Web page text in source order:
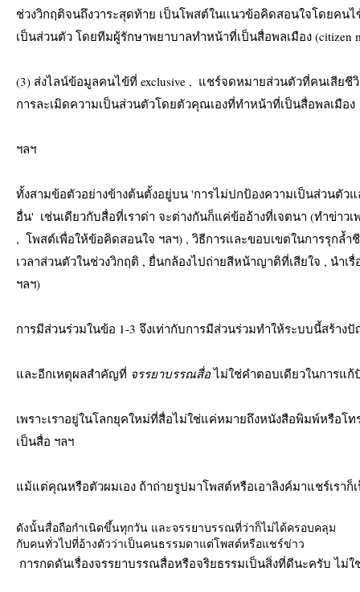
ช่วงวิกฤติจนถึงวาระสุดท้าย เป็นโพสต์ในแนวข้อคิดสอนใจโดยคน
เป็นส่วนตัว โดยทีมผู้รักษาพยาบาลทำหน้าที่เป็นสื่อพลเมือง (citizen
(3) ส่งไลน์ข้อมูลคนไข้ที่ exclusive ,  แชร์จดหมายส่วนตัวที่คนเสีย
การละเมิดความเป็นส่วนตัวโดยตัวคุณเองที่ทำหน้าที่เป็นสื่อพลเมือง
ฯลฯ
ทั้งสามข้อตัวอย่างข้างต้นตั้งอยู่บน 'การไม่ปกป้องความเป็นส่วนตัว
อื่น'  เช่นเดียวกับสื่อที่เราด่า จะต่างกันก็แค่ข้ออ้างที่เจตนา (ทำข่าว
,  โพสต์เพื่อให้ข้อคิดสอนใจ ฯลฯ) , วิธีการและขอบเขตในการรุกล้
เวลาส่วนตัวในช่วงวิกฤติ , ยื่นกล้องไปถ่ายสีหน้าญาติที่เสียใจ , นำเ
ฯลฯ)
การมีส่วนร่วมในข้อ 1-3 จึงเท่ากับการมีส่วนร่วมทำให้ระบบนี้สร้าง
และอีกเหตุผลสำคัญที่ จรรยาบรรณสื่อ ไม่ใช่คำตอบเดียวในการแ
เพราะเราอยู่ในโลกยุคใหม่ที่สื่อไม่ใช่แค่หมายถึงหนังสือพิมพ์หรือโ
เป็นสื่อ ฯลฯ
แม้แต่คุณหรือตัวผมเอง ถ้าถ่ายรูปมาโพสต์หรือเอาลิงค์มาแชร์เราก็
ดังนั้นสื่อถือกำเนิดขึ้นทุกวัน และจรรยาบรรณที่ว่าก็ไม่ได้ครอบคลุม
กับคนทั่วไปที่อ้างตัวว่าเป็นคนธรรมดาแต่โพสต์หรือแชร์ข่าว
การกดดันเรื่องจรรยาบรรณสื่อหรือจริยธรรมเป็นสิ่งที่ดีนะครับ ไม่ใ